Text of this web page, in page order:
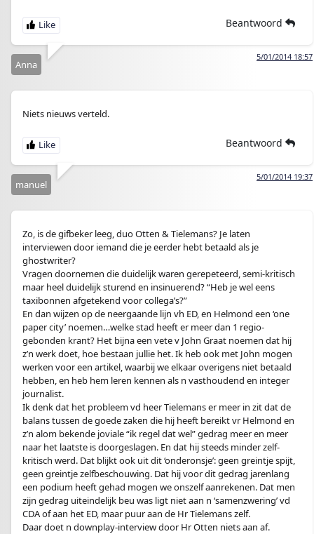
Beantwoord
5/01/2014 18:57
Anna
Niets nieuws verteld.
Beantwoord
5/01/2014 19:37
manuel
Zo, is de gifbeker leeg, duo Otten & Tielemans? Je laten
interviewen door iemand die je eerder hebt betaald als je
ghostwriter?
Vragen doornemen die duidelijk waren gerepeteerd, semi-kritisch
maar heel duidelijk sturend en insinuerend? “Heb je wel eens
taxibonnen afgetekend voor collega’s?”
En dan wijzen op de neergaande lijn vh ED, en Helmond een ‘one
paper city’ noemen…welke stad heeft er meer dan 1 regio-
gebonden krant? Het bijna een vete v John Graat noemen dat hij
z’n werk doet, hoe bestaan jullie het. Ik heb ook met John mogen
werken voor een artikel, waarbij we elkaar overigens niet betaald
hebben, en heb hem leren kennen als n vasthoudend en integer
journalist.
Ik denk dat het probleem vd heer Tielemans er meer in zit dat de
balans tussen de goede zaken die hij heeft bereikt vr Helmond en
z’n alom bekende joviale “ik regel dat wel” gedrag meer en meer
naar het laatste is doorgeslagen. En dat hij steeds minder zelf-
kritisch werd. Dat blijkt ook uit dit ‘onderonsje’: geen greintje spijt,
geen greintje zelfbeschouwing. Dat hij voor dit gedrag jarenlang
een podium heeft gehad mogen we onszelf aanrekenen. Dat men
zijn gedrag uiteindelijk beu was ligt niet aan n ‘samenzwering’ vd
CDA of aan het ED, maar puur aan de Hr Tielemans zelf.
Daar doet n downplay-interview door Hr Otten niets aan af.